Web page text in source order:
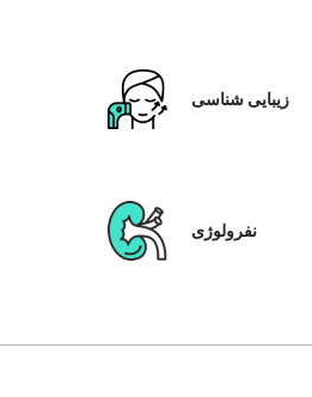
زیبایی شناسی
نفرولوژی